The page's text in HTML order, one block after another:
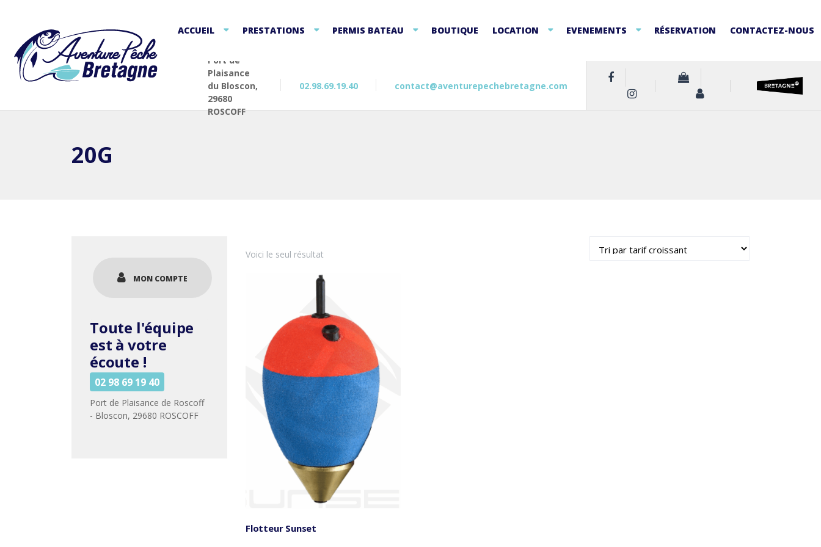
ACCUEIL PRESTATIONS PERMIS BATEAU BOUTIQUE LOCATION EVENEMENTS RÉSERVATION CONTACTEZ-NOUS
Port de
Plaisance
du Bloscon,
29680
ROSCOFF
02.98.69.19.40 contact@aventurepechebretagne.com
20G
Voici le seul résultat
Flotteur Sunset
MON COMPTE
Toute l'équipe
est à votre
écoute !
02 98 69 19 40
Port de Plaisance de Roscoff
- Bloscon, 29680 ROSCOFF